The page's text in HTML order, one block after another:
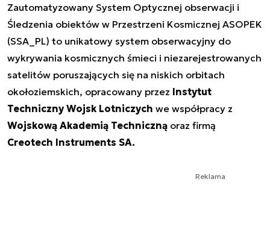
Zautomatyzowany System Optycznej obserwacji i
Śledzenia obiektów w Przestrzeni Kosmicznej ASOPEK
(SSA_PL) to unikatowy system obserwacyjny do
wykrywania kosmicznych śmieci i niezarejestrowanych
satelitów poruszających się na niskich orbitach
okołoziemskich, opracowany przez Instytut
Techniczny Wojsk Lotniczych we współpracy z
Wojskową Akademią Techniczną oraz firmą
Creotech Instruments SA.
Reklama